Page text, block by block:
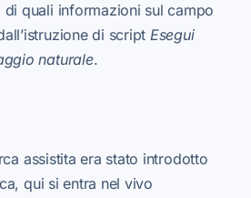
di quali informazioni sul campo
di script Esegui
naturale.
assistita era stato introdotto
qui si entra nel vivo